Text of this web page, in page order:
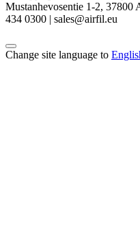
Mustanhevosentie 1-2,
434 0300 | sales@airfil.eu
Change site language to